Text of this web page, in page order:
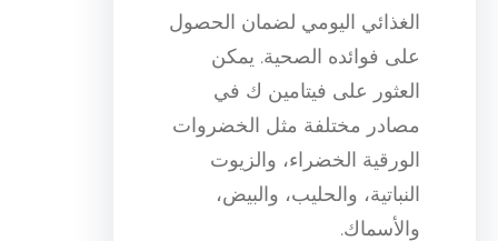
الغذائي اليومي لضمان الحصول
على فوائده الصحية. يمكن
العثور على فيتامين ك في
مصادر مختلفة مثل الخضروات
الورقية الخضراء، والزيوت
النباتية، والحليب، والبيض،
والأسماك.